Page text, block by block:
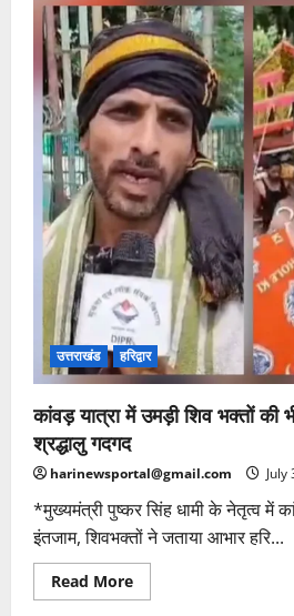
उत्तराखंड हरिद्वार
कांवड़ यात्रा में उमड़ी शिव भक्तों की
श्रद्धालु गदगद
harinewsportal@gmail.com July
*मुख्यमंत्री पुष्कर सिंह धामी के नेतृत्व में
इंतजाम, शिवभक्तों ने जताया आभार हरि...
Read MoreRead
more